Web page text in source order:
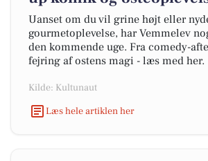
Uanset om du vil grine højt eller
gourmetoplevelse, har Vemmelev
den kommende uge. Fra comedy-
fejring af ostens magi - læs med her.
Kilde: Kultunaut
Læs hele artiklen her